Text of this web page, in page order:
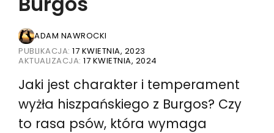
ADAM NAWROCKI
PUBLIKACJA: 17 KWIETNIA, 2023
AKTUALIZACJA: 17 KWIETNIA, 2024
Jaki jest charakter i temperament
wyżła hiszpańskiego z Burgos? Czy
to rasa psów, która wymaga